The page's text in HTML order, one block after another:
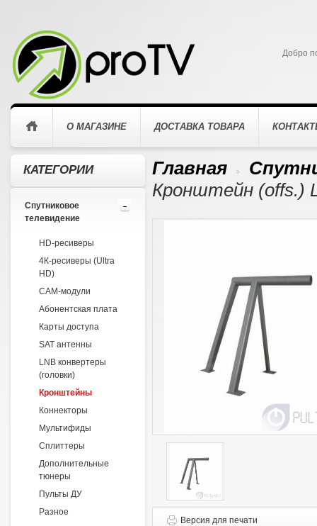
О МАГАЗИНЕ ДОСТАВКА ТОВАРА
Добро
КАТЕГОРИИ
Спутниковое
телевидение
HD-ресиверы
4К-ресиверы (Ultra
HD)
CAM-модули
Абонентская плата
Карты доступа
SAT антенны
LNB конвертеры
(головки)
Кронштейны
Коннекторы
Мультифиды
Сплиттеры
Дополнительные
тюнеры
Пульты ДУ
Разное
Главная
>
Кронштейн (offs.)
Версия для печати